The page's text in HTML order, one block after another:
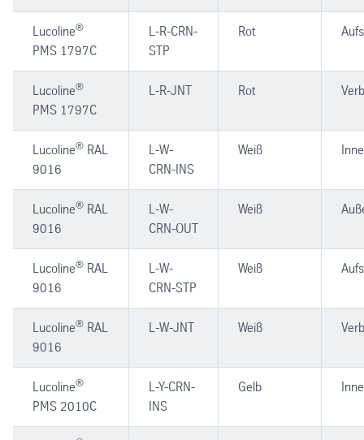
Lucoline®
PMS 1797C
L-R-CRN-
STP
Rot
Lucoline®
PMS 1797C
L-R-JNT Rot
Lucoline® RAL
9016
L-W-
CRN-INS
Weiß
Lucoline® RAL
9016
L-W-
CRN-OUT
Weiß
Lucoline® RAL
9016
L-W-
CRN-STP
Weiß
Lucoline® RAL
9016
L-W-JNT Weiß
Lucoline®
PMS 2010C
L-Y-CRN-
INS
Gelb